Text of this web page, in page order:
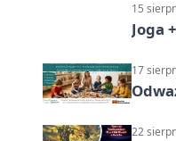
15
Joga
17
22